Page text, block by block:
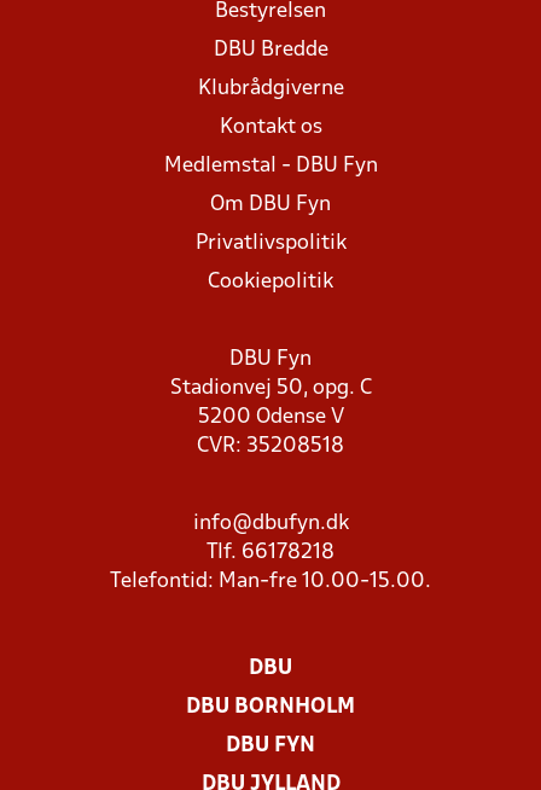
Bestyrelsen
DBU Bredde
Klubrådgiverne
Kontakt os
Medlemstal - DBU Fyn
Om DBU Fyn
Privatlivspolitik
Cookiepolitik
DBU Fyn
Stadionvej 50, opg. C
5200 Odense V
CVR: 35208518
info@dbufyn.dk
Tlf. 66178218
Telefontid: Man-fre 10.00-15.00.
DBU
DBU BORNHOLM
DBU FYN
DBU JYLLAND